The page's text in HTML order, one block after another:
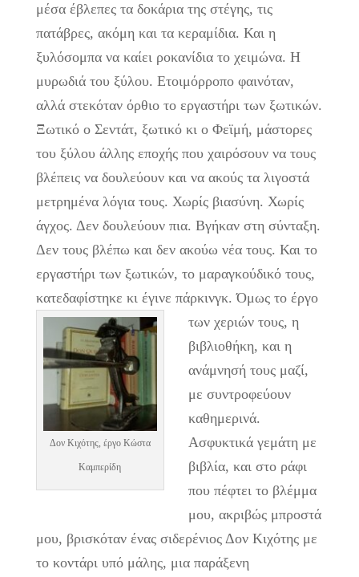
μέσα έβλεπες τα δοκάρια της στέγης, τις
πατάβρες, ακόμη και τα κεραμίδια. Και η
ξυλόσομπα να καίει ροκανίδια το χειμώνα. Η
μυρωδιά του ξύλου. Ετοιμόρροπο φαινόταν,
αλλά στεκόταν όρθιο το εργαστήρι των ξωτικών.
Ξωτικό ο Σεντάτ, ξωτικό κι ο Φεϊμή, μάστορες
του ξύλου άλλης εποχής που χαιρόσουν να τους
βλέπεις να δουλεύουν και να ακούς τα λιγοστά
μετρημένα λόγια τους. Χωρίς βιασύνη. Χωρίς
άγχος. Δεν δουλεύουν πια. Βγήκαν στη σύνταξη.
Δεν τους βλέπω και δεν ακούω νέα τους. Και το
εργαστήρι των ξωτικών, το μαραγκούδικό τους,
κατεδαφίστηκε κι έγινε πάρκινγκ.
Δον Κιχότης, έργο Κώστα
Καμπερίδη
Όμως το έργο
των χεριών τους, η
βιβλιοθήκη, και η
ανάμνησή τους μαζί,
με συντροφεύουν
καθημερινά.
Ασφυκτικά γεμάτη με
βιβλία, και στο ράφι
που πέφτει το βλέμμα
μου, ακριβώς μπροστά
μου, βρισκόταν ένας σιδερένιος Δον Κιχότης με
το κοντάρι υπό μάλης, μια παράξενη